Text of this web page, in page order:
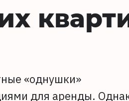
«однушки»
для аренды.